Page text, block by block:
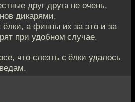
друг друга не очень,
дикарями,
а финны их за это и за
при удобном случае.
что слезть с ёлки удалось